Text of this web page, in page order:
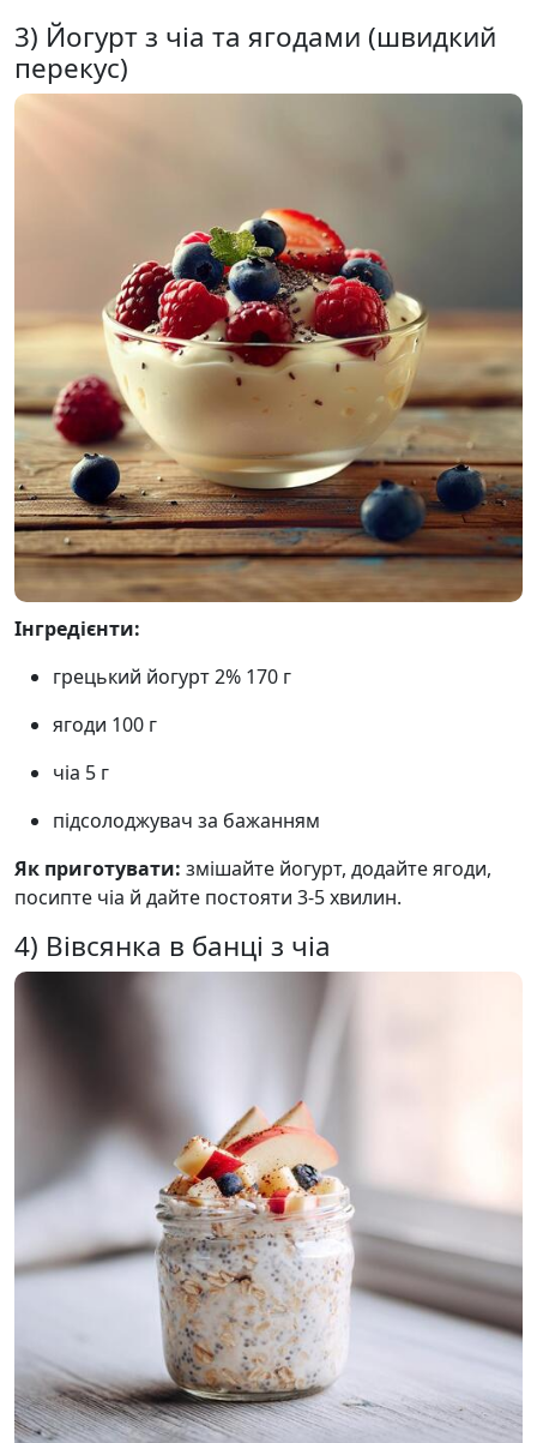
3) Йогурт з чіа та ягодами (швидкий
перекус)
Інгредієнти:
грецький йогурт 2% 170 г
ягоди 100 г
чіа 5 г
підсолоджувач за бажанням
Як приготувати: змішайте йогурт, додайте ягоди,
посипте чіа й дайте постояти 3-5 хвилин.
4) Вівсянка в банці з чіа